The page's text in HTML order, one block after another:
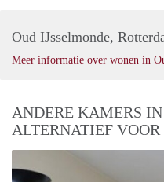
Oud IJsselmonde,
Meer informatie over wonen in
ANDERE KAMERS IN
ALTERNATIEF